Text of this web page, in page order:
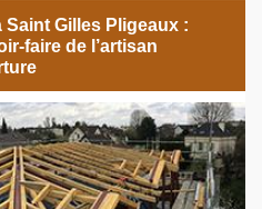
Saint Gilles Pligeaux :
faire de l’artisan